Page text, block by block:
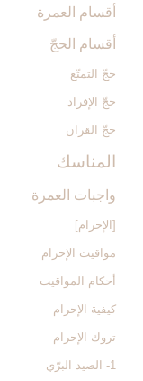
أقسام العمرة
أقسام الحجّ‏
حجّ التمتّع‏
حجّ الإفراد
حجّ القران‏
المناسك‏
واجبات العمرة
[الإحرام‏]
مواقيت الإحرام‏
أحكام المواقيت‏
كيفية الإحرام‏
تروك الإحرام‏
1- الصيد البرّي